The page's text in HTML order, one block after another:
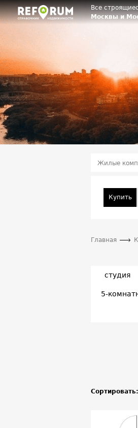
Все
Москвы и
Жилые
Купить
Главная
студия
5-
Сортировать: